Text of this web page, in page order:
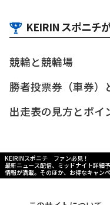
KEIRIN スポニチ
競輪と競輪場
勝者投票券（車券）
出走表の見方とポイ
KEIRINスポニチ ファン必見！
最新ニュース配信、ミッドナイト詳細
情報が満載。そのほか、お得なキャンペ